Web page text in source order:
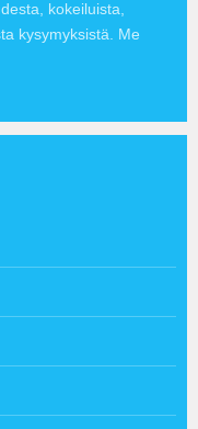
kokeiluista,
kysymyksistä. Me